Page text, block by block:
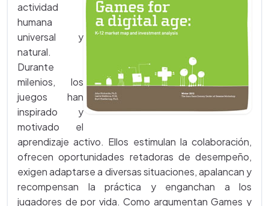
actividad
humana
universal y
natural.
Durante
milenios, los
juegos han
inspirado y
motivado el
aprendizaje activo. Ellos estimulan la colaboración,
ofrecen oportunidades retadoras de desempeño,
exigen adaptarse a diversas situaciones, apalancan y
recompensan la práctica y enganchan a los
jugadores de por vida. Como argumentan Games y